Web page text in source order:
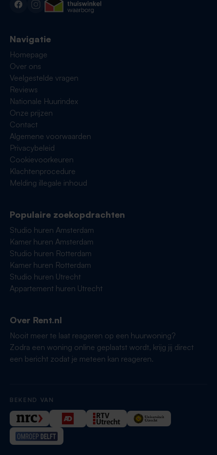
Navigatie
Homepage
Over ons
Veelgestelde vragen
Reviews
Nationale Huurindex
Onze prijzen
Contact
Algemene voorwaarden
Privacybeleid
Cookievoorkeuren
Klachtenprocedure
Melding illegale inhoud
Populaire zoekopdrachten
Studio huren Amsterdam
Kamer huren Amsterdam
Studio huren Rotterdam
Kamer huren Rotterdam
Studio huren Utrecht
Appartement huren Utrecht
Over Rent.nl
Nooit meer te laat reageren op een huurwoning?
Zodra een woning online geplaatst wordt, krijg jij direct
een bericht zodat je meteen kan reageren.
BEKEND VAN